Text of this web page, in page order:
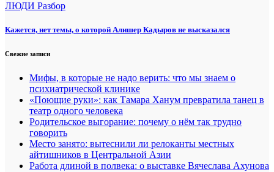
ЛЮДИ Разбор
Кажется, нет темы, о которой Алишер Кадыров не высказался
Свежие записи
Мифы, в которые не надо верить: что мы знаем о
психиатрической клинике
«Поющие руки»: как Тамара Ханум превратила танец в
театр одного человека
Родительское выгорание: почему о нём так трудно
говорить
Место занято: вытеснили ли релоканты местных
айтишников в Центральной Азии
Работа длиной в полвека: о выставке Вячеслава Ахунова